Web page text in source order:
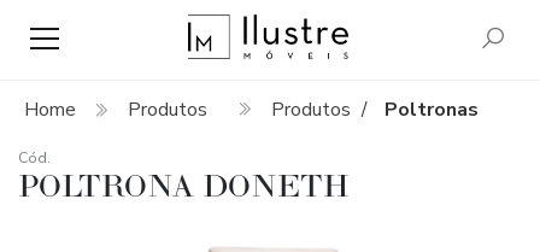
Home Produtos Produtos / Poltronas
Cód.
POLTRONA DONETH